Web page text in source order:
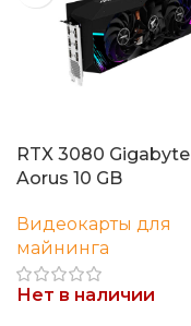
RTX 3080 Gigabyte
Aorus 10 GB
Видеокарты для
майнинга
Нет в наличии